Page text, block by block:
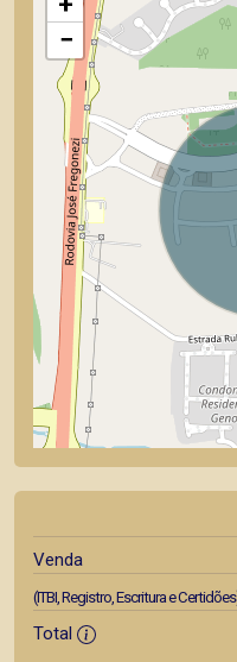
−
Venda
(ITBI, Registro, Escritura e
Total